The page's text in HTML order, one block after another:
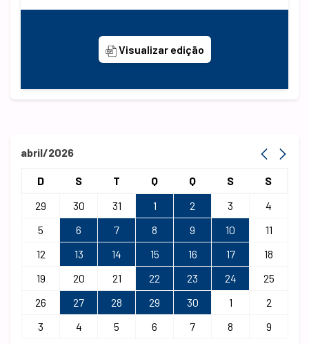
Visualizar edição
abril/2026
D S T Q Q S
S
29
30 31 1 2 3
4
5
6 7 8 9 10
11
12
13 14 15 16 17
18
19
20 21 22 23 24
25
26
27 28 29 30 1
2
3
4 5 6 7 8 9